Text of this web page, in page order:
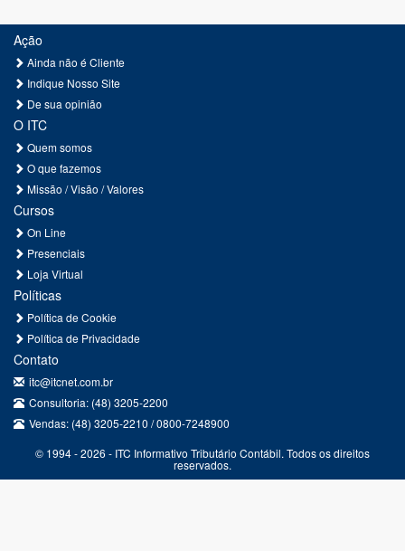
Ação
Ainda não é Cliente
Indique Nosso Site
De sua opinião
O ITC
Quem somos
O que fazemos
Missão / Visão / Valores
Cursos
On Line
Presenciais
Loja Virtual
Políticas
Política de Cookie
Política de Privacidade
Contato
itc@itcnet.com.br
Consultoria: (48) 3205-2200
Vendas: (48) 3205-2210 / 0800-7248900
© 1994 - 2026 - ITC Informativo Tributário Contábil. Todos os direitos
reservados.